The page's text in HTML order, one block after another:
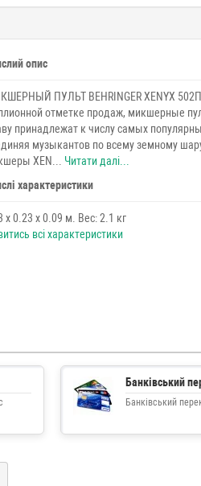
опис
ПУЛЬТ BEHRINGER XENYX
отметке продаж, микшерные
принадлежат к числу самых
музыкантов по всему земному
XEN... Читати далі...
характеристики
x 0.23 x 0.09 м. Вес: 2.1 кг
всі характеристики
Банківський
Банківський